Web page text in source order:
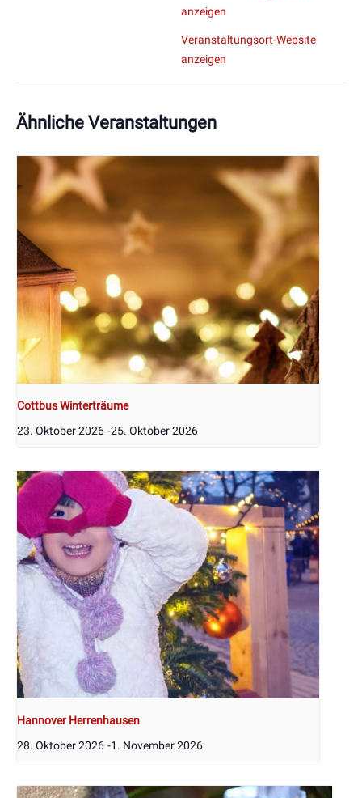
anzeigen
Veranstaltungsort-Website
anzeigen
Ähnliche Veranstaltungen
Cottbus Winterträume
23. Oktober 2026 -25. Oktober 2026
Hannover Herrenhausen
28. Oktober 2026 -1. November 2026